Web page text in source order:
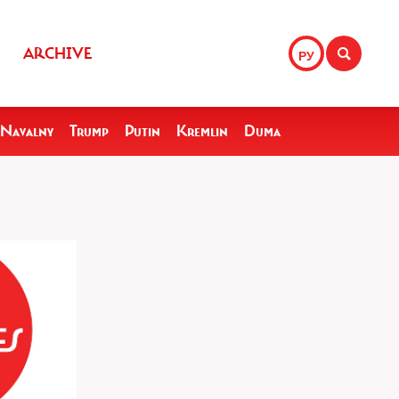
РУ
ARCHIVE
Navalny Trump Putin Kremlin Duma